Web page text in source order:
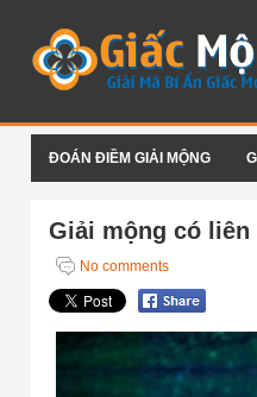
ĐOÁN ĐIỀM GIẢI MỘNG
Giải mộng có liên
No comments